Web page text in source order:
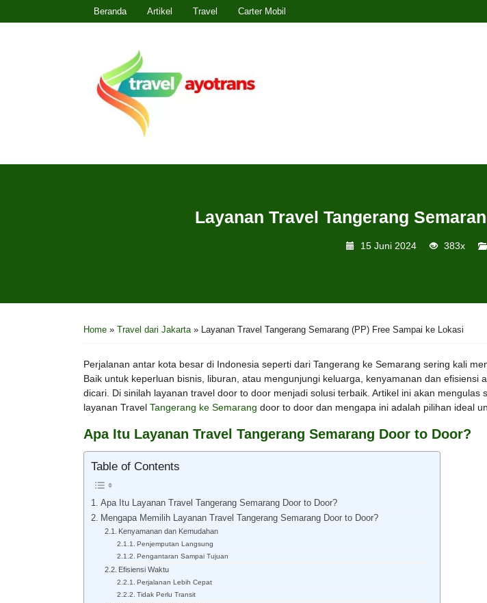
Beranda Artikel Travel Carter Mobil
Layanan Travel Tangerang
15 Juni 2024 383x
Home » Travel dari Jakarta» Layanan Travel Tangerang Semarang (PP) Free Sampai ke Lokasi
Perjalanan antar kota besar di Indonesia seperti dari Tangerang ke Semarang sering kali
Baik untuk keperluan bisnis, liburan, atau mengunjungi keluarga, kenyamanan dan efisiensi
dicari. Di sinilah layanan travel door to door menjadi solusi terbaik. Artikel ini akan mengulas
layanan Travel Tangerang ke Semarang door to door dan mengapa ini adalah pilihan ideal
Apa Itu Layanan Travel Tangerang Semarang Door to Door?
Table of Contents
Apa Itu Layanan Travel Tangerang Semarang Door to Door?
Mengapa Memilih Layanan Travel Tangerang Semarang Door to Door?
Kenyamanan dan Kemudahan
Penjemputan Langsung
Pengantaran Sampai Tujuan
Efisiensi Waktu
Perjalanan Lebih Cepat
Tidak Perlu Transit